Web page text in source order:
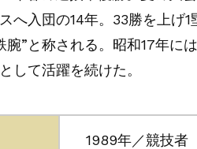
へ入団の14年。33勝を上げ
腕”と称される。昭和17年に
して活躍を続けた。
1989年／競技者